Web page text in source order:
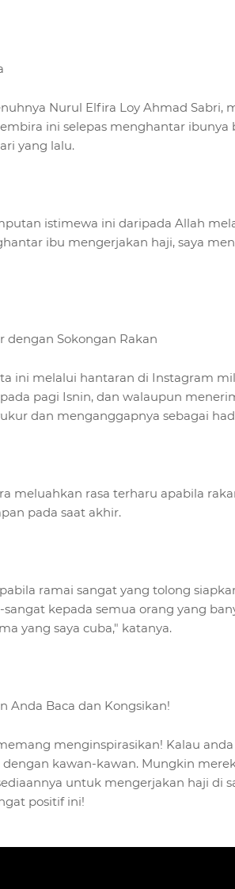
Nurul Elfira Loy Ahmad Sabri,
ini selepas menghantar ibunya
yang lalu.
istimewa ini daripada Allah
ibu mengerjakan haji, saya
dengan Sokongan Rakan
ini melalui hantaran di Instagram
pagi Isnin, dan walaupun
dan menganggapnya sebagai
meluahkan rasa terharu apabila
pada saat akhir.
ramai sangat yang tolong
kepada semua orang yang
yang saya cuba," katanya.
Anda Baca dan Kongsikan!
menginspirasikan! Kalau
kawan-kawan. Mungkin
untuk mengerjakan haji di
positif ini!